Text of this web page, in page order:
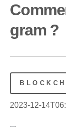
gram ?
2023-12-